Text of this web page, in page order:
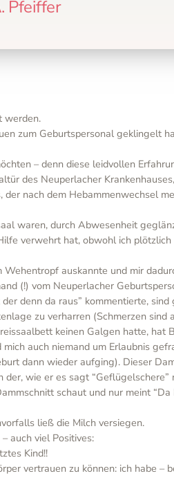
Pfeiffer
werden.
zum Geburtspersonal geklingelt
– denn diese leidvollen
des Neuperlacher
nach dem Hebammenwechsel
waren, durch Abwesenheit
verwehrt hat, obwohl ich
auskannte und mir
(!) vom Neuperlacher
denn da raus” kommentierte, sind
zu verharren (Schmerzen
keinen Galgen hatte, hat
auch niemand um Erlaubnis
dann wieder aufging). Dieser
wie er es sagt “Geflügelschere”
schaut und nur meint
ließ die Milch versiegen.
auch viel Positives:
Kind!!
vertrauen zu können: ich habe –